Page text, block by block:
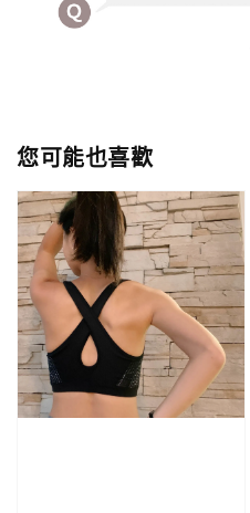
您可能也喜歡